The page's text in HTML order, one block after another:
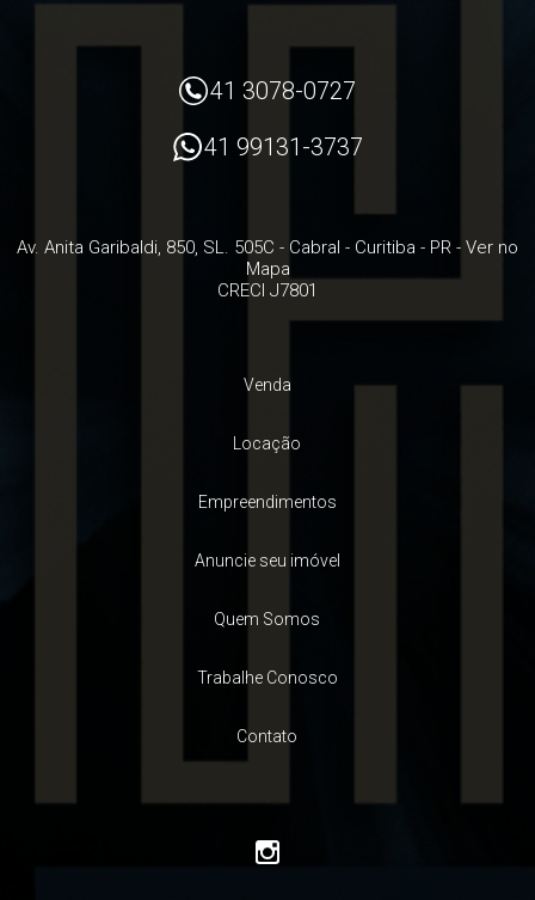
41 3078-0727
41 99131-3737
Av. Anita Garibaldi, 850, SL. 505C - Cabral - Curitiba - PR - Ver no
Mapa
CRECI J7801
Venda
Locação
Empreendimentos
Anuncie seu imóvel
Quem Somos
Trabalhe Conosco
Contato